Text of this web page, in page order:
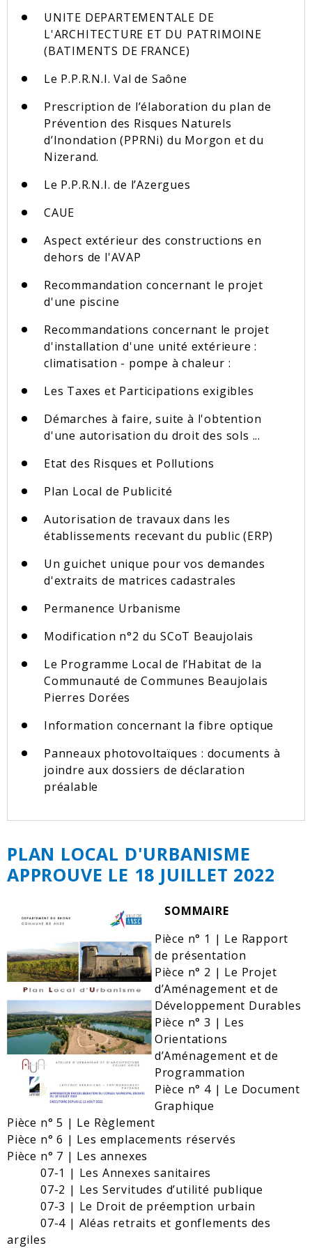
UNITE DEPARTEMENTALE DE
L'ARCHITECTURE ET DU PATRIMOINE
(BATIMENTS DE FRANCE)
Le P.P.R.N.I. Val de Saône
Prescription de l’élaboration du plan de
Prévention des Risques Naturels
d’Inondation (PPRNi) du Morgon et du
Nizerand.
Le P.P.R.N.I. de l’Azergues
CAUE
Aspect extérieur des constructions en
dehors de l'AVAP
Recommandation concernant le projet
d'une piscine
Recommandations concernant le projet
d'installation d'une unité extérieure :
climatisation - pompe à chaleur :
Les Taxes et Participations exigibles
Démarches à faire, suite à l'obtention
d'une autorisation du droit des sols ...
Etat des Risques et Pollutions
Plan Local de Publicité
Autorisation de travaux dans les
établissements recevant du public (ERP)
Un guichet unique pour vos demandes
d'extraits de matrices cadastrales
Permanence Urbanisme
Modification n°2 du SCoT Beaujolais
Le Programme Local de l’Habitat de la
Communauté de Communes Beaujolais
Pierres Dorées
Information concernant la fibre optique
Panneaux photovoltaïques : documents à
joindre aux dossiers de déclaration
préalable
PLAN LOCAL D'URBANISME
APPROUVE LE 18 JUILLET 2022
SOMMAIRE
Pièce n° 1 | Le Rapport
de présentation
Pièce n° 2 | Le Projet
d’Aménagement et de
Développement Durables
Pièce n° 3 | Les
Orientations
d’Aménagement et de
Programmation
Pièce n° 4 | Le Document
Graphique
Pièce n° 5 | Le Règlement
Pièce n° 6 | Les emplacements réservés
Pièce n° 7 | Les annexes
07-1 | Les Annexes sanitaires
07-2 | Les Servitudes d’utilité publique
07-3 | Le Droit de préemption urbain
07-4 | Aléas retraits et gonflements des
argiles